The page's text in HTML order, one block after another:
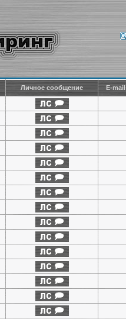
Личное сообщение E-